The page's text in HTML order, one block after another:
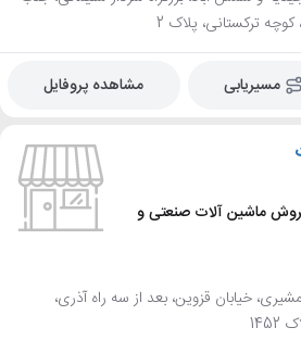
ترکستانی، پلاک 2
مسیریابی مشاهده پروفایل
ماشین آلات صنعتی و
9، محله شمشیری، خیابان قزوین، بعد از سه راه آذری،